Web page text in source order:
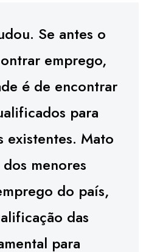
Se antes o
emprego,
é de encontrar
para
existentes. Mato
menores
do país,
das
para